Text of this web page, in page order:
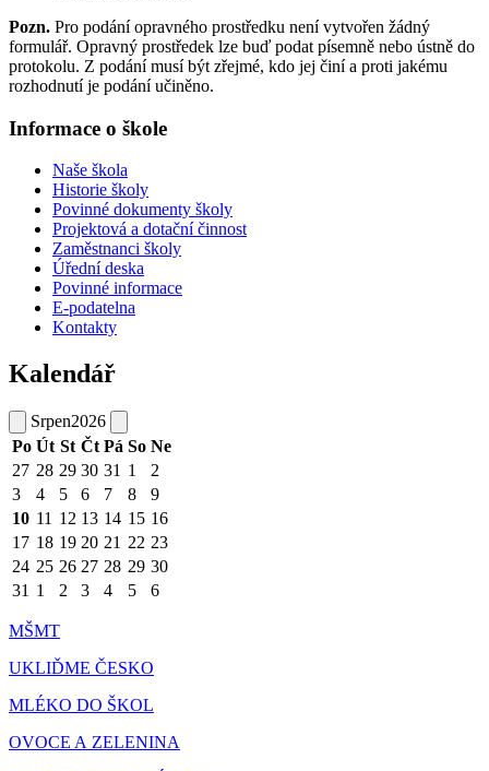
Pozn. Pro podání opravného prostředku není vytvořen žádný
formulář. Opravný prostředek lze buď podat písemně nebo ústně do
protokolu. Z podání musí být zřejmé, kdo jej činí a proti jakému
rozhodnutí je podání učiněno.
Informace o škole
Naše škola
Historie školy
Povinné dokumenty školy
Projektová a dotační činnost
Zaměstnanci školy
Úřední deska
Povinné informace
E-podatelna
Kontakty
Kalendář
Srpen2026
Po Út St Čt Pá So Ne
27 28 29 30 31 1
2
3
4 5 6 7 8
9
10 11 12 13 14 15 16
17 18 19 20 21 22 23
24 25 26 27 28 29 30
31 1 2 3 4 5 6
MŠMT
UKLIĎME ČESKO
MLÉKO DO ŠKOL
OVOCE A ZELENINA